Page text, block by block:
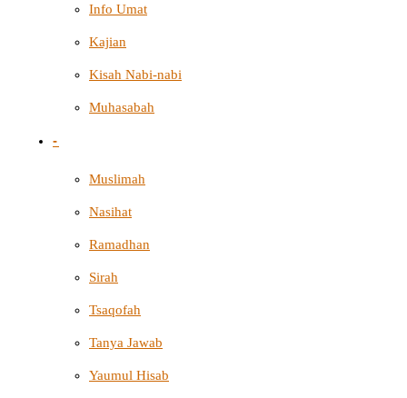
Info Umat
Kajian
Kisah Nabi-nabi
Muhasabah
-
Muslimah
Nasihat
Ramadhan
Sirah
Tsaqofah
Tanya Jawab
Yaumul Hisab